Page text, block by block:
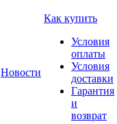
Новости
Как купить
Условия
оплаты
Условия
доставки
Гарантия
и
возврат